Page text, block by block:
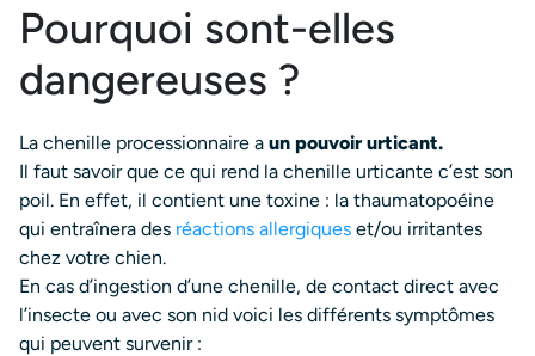
Pourquoi sont-elles
dangereuses ?
La chenille processionnaire a un pouvoir urticant.
Il faut savoir que ce qui rend la chenille urticante c’est son
poil. En effet, il contient une toxine : la thaumatopoéine
qui entraînera des réactions allergiques et/ou irritantes
chez votre chien.
En cas d’ingestion d’une chenille, de contact direct avec
l’insecte ou avec son nid voici les différents symptômes
qui peuvent survenir :